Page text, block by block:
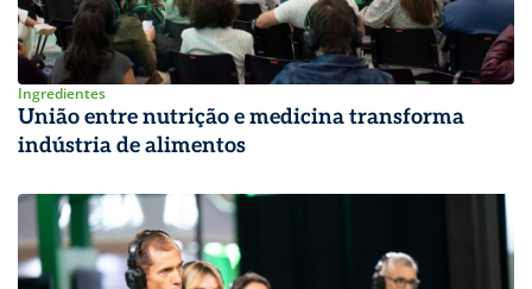
Ingredientes
União entre nutrição e medicina transforma
indústria de alimentos